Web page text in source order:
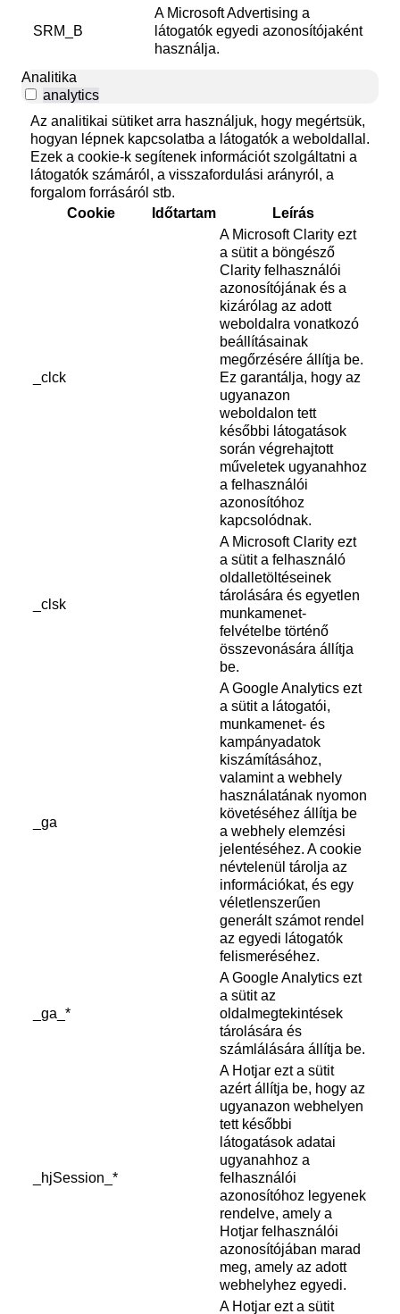
SRM_B
A Microsoft Advertising a
látogatók egyedi azonosítójaként
használja.
Analitika
analytics
Az analitikai sütiket arra használjuk, hogy megértsük,
hogyan lépnek kapcsolatba a látogatók a weboldallal.
Ezek a cookie-k segítenek információt szolgáltatni a
látogatók számáról, a visszafordulási arányról, a
forgalom forrásáról stb.
Cookie
Időtartam Leírás
_clck
A Microsoft Clarity ezt
a sütit a böngésző
Clarity felhasználói
azonosítójának és a
kizárólag az adott
weboldalra vonatkozó
beállításainak
megőrzésére állítja be.
Ez garantálja, hogy az
ugyanazon
weboldalon tett
későbbi látogatások
során végrehajtott
műveletek ugyanahhoz
a felhasználói
azonosítóhoz
kapcsolódnak.
_clsk
A Microsoft Clarity ezt
a sütit a felhasználó
oldalletöltéseinek
tárolására és egyetlen
munkamenet-
felvételbe történő
összevonására állítja
be.
_ga
A Google Analytics ezt
a sütit a látogatói,
munkamenet- és
kampányadatok
kiszámításához,
valamint a webhely
használatának nyomon
követéséhez állítja be
a webhely elemzési
jelentéséhez. A cookie
névtelenül tárolja az
információkat, és egy
véletlenszerűen
generált számot rendel
az egyedi látogatók
felismeréséhez.
_ga_*
A Google Analytics ezt
a sütit az
oldalmegtekintések
tárolására és
számlálására állítja be.
_hjSession_*
A Hotjar ezt a sütit
azért állítja be, hogy az
ugyanazon webhelyen
tett későbbi
látogatások adatai
ugyanahhoz a
felhasználói
azonosítóhoz legyenek
rendelve, amely a
Hotjar felhasználói
azonosítójában marad
meg, amely az adott
webhelyhez egyedi.
A Hotjar ezt a sütit